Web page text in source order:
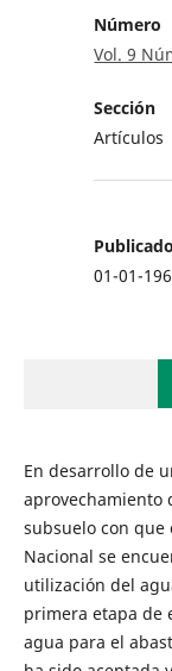
Número
Vol. 9
Sección
Artículos
Publicado
01-01-
En desarrollo de
aprovechamiento
subsuelo con que
Nacional se
utilización del
primera etapa de
agua para el